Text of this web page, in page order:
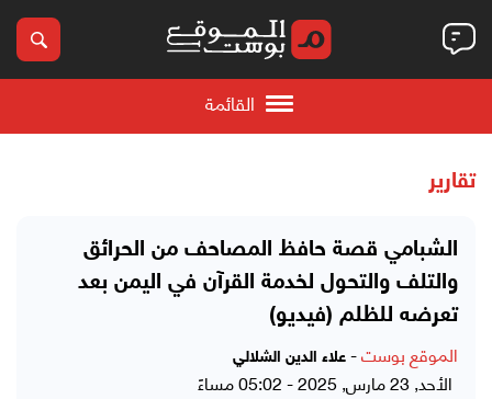
القائمة
تقارير
الشبامي قصة حافظ المصاحف من الحرائق
والتلف والتحول لخدمة القرآن في اليمن بعد
تعرضه للظلم (فيديو)
الموقع بوست- علاء الدين الشلالي
الأحد, 23 مارس, 2025 - 05:02 مساءً